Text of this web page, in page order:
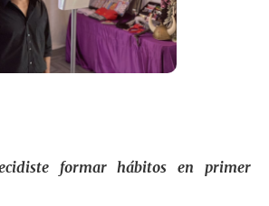
formar hábitos en primer